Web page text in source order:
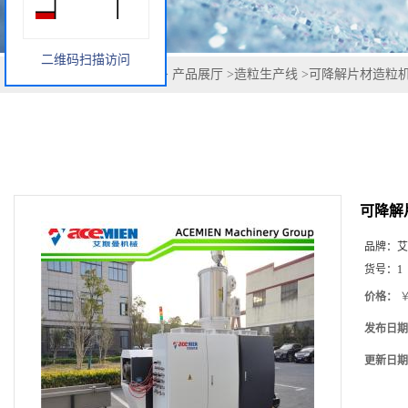
> 产品展厅 >造粒生产线 > 可降解片材造粒
可降解
品牌：
货号： 1
价格：
发布日
更新日
二维码扫描访问